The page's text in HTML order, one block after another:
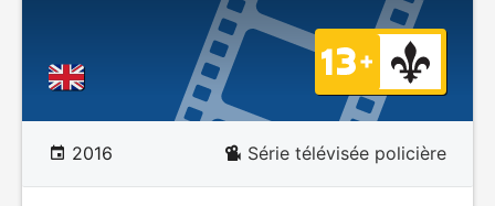
2016 Série télévisée policière